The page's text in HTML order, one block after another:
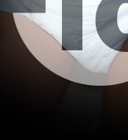
Les plus récents
Aucun produit